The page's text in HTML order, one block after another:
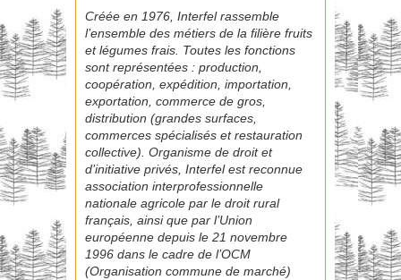
Créée en 1976, Interfel rassemble
l’ensemble des métiers de la filière fruits
et légumes frais. Toutes les fonctions
sont représentées : production,
coopération, expédition, importation,
exportation, commerce de gros,
distribution (grandes surfaces,
commerces spécialisés et restauration
collective). Organisme de droit et
d’initiative privés, Interfel est reconnue
association interprofessionnelle
nationale agricole par le droit rural
français, ainsi que par l’Union
européenne depuis le 21 novembre
1996 dans le cadre de l’OCM
(Organisation commune de marché)